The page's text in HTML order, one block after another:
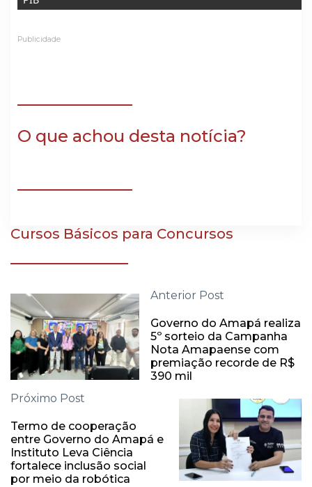
Publicidade
O que achou desta notícia?
Cursos Básicos para Concursos
Anterior Post
Governo do Amapá realiza
5º sorteio da Campanha
Nota Amapaense com
premiação recorde de R$
390 mil
Próximo Post
Termo de cooperação
entre Governo do Amapá e
Instituto Leva Ciência
fortalece inclusão social
por meio da robótica